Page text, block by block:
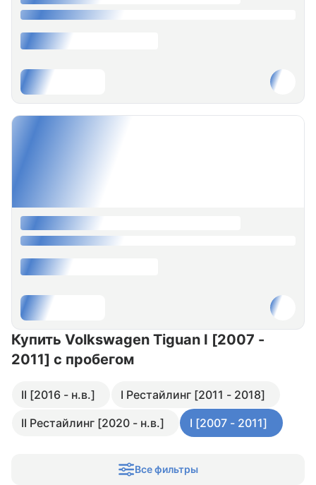
Купить Volkswagen Tiguan I [2007 -
2011] с пробегом
II [2016 - н.в.]
I Рестайлинг [2011 - 2018]
II Рестайлинг [2020 - н.в.]
I [2007 - 2011]
Все фильтры